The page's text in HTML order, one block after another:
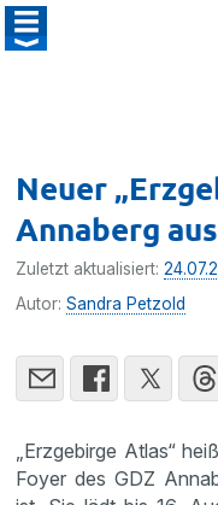
Neuer
Annaberg
Zuletzt aktualisiert:
Autor:Sandra Petzold
„Erzgebirge Atlas“
Foyer des GDZ